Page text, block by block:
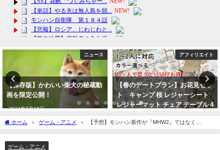
ニュース
【保存版】かわいい柴犬の秘蔵動
画を限定公開！
2024年2月18日
アフィリエイト
【春のデートプラン】お花見セッ
ト キャンプ 桜 レジャーシート
レジャーマット チェア テーブル 4
点セットで便利グッズ 新入生
新歓 コンパニオン
ホーム ゲーム・アニメ
【予想】モンハン新作が『MHW2』ではなく
『MH4Gの続編』だと思う理由7点！
ゲーム・アニメ